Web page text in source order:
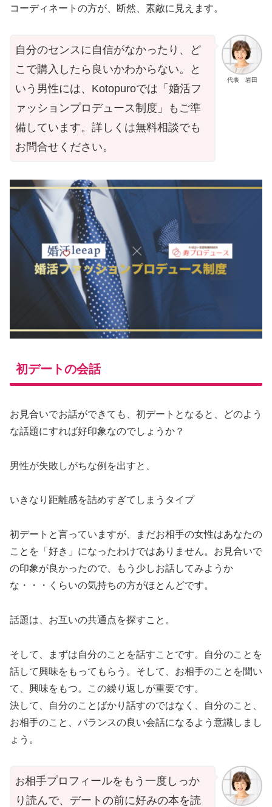
コーディネートの方が、断然、素敵に見えます。
代表 岩田
自分のセンスに自信がなかったり、ど
こで購入したら良いかわからない。と
いう男性には、Kotopuroでは「婚活フ
ァッションプロデュース制度」もご準
備しています。詳しくは無料相談でも
お問合せください。
初デートの会話
お見合いでお話ができても、初デートとなると、どのよう
な話題にすれば好印象なのでしょうか？
男性が失敗しがちな例を出すと、
いきなり距離感を詰めすぎてしまうタイプ
初デートと言っていますが、まだお相手の女性はあなたの
ことを「好き」になったわけではありません。お見合いで
の印象が良かったので、もう少しお話してみようか
な・・・くらいの気持ちの方がほとんどです。
話題は、お互いの共通点を探すこと。
そして、まずは自分のことを話すことです。自分のことを
話して興味をもってもらう。そして、お相手のことを聞い
て、興味をもつ。この繰り返しが重要です。
決して、自分のことばかり話すのではなく、自分のこと、
お相手のこと、バランスの良い会話になるよう意識しまし
ょう。
お相手プロフィールをもう一度しっか
り読んで、デートの前に好みの本を読